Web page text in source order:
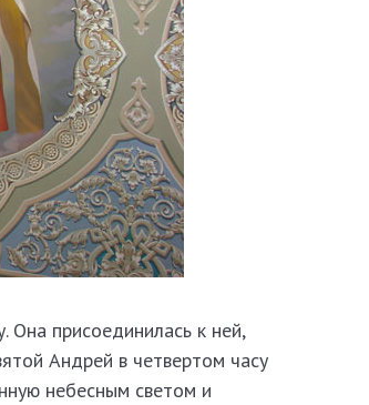
присоединилась к ней,
Андрей в четвертом часу
небесным светом и